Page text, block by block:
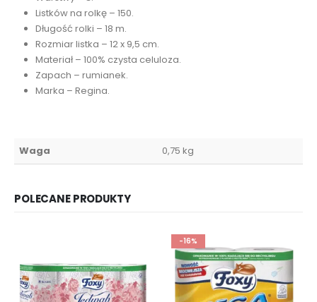
Listków na rolkę – 150.
Długość rolki – 18 m.
Rozmiar listka – 12 x 9,5 cm.
Materiał – 100% czysta celuloza.
Zapach – rumianek.
Marka – Regina.
Waga 0,75 kg
POLECANE PRODUKTY
-16%